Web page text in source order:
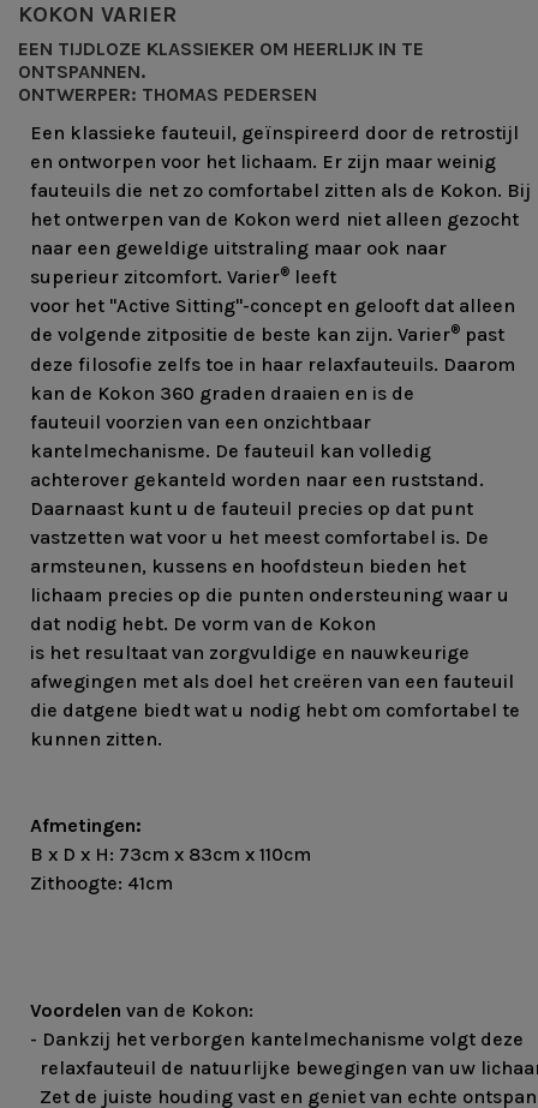
KOKON VARIER
EEN TIJDLOZE KLASSIEKER OM HEERLIJK IN TE
ONTSPANNEN.
ONTWERPER: THOMAS PEDERSEN
Een klassieke fauteuil, geïnspireerd door de retrostijl
en ontworpen voor het lichaam. Er zijn maar weinig
fauteuils die net zo comfortabel zitten als de Kokon. Bij
het ontwerpen van de Kokon werd niet alleen gezocht
naar een geweldige uitstraling maar ook naar
superieur zitcomfort. Varier® leeft
voor het "Active Sitting"-concept en gelooft dat alleen
de volgende zitpositie de beste kan zijn. Varier® past
deze filosofie zelfs toe in haar relaxfauteuils. Daarom
kan de Kokon 360 graden draaien en is de
fauteuil voorzien van een onzichtbaar
kantelmechanisme. De fauteuil kan volledig
achterover gekanteld worden naar een ruststand.
Daarnaast kunt u de fauteuil precies op dat punt
vastzetten wat voor u het meest comfortabel is. De
armsteunen, kussens en hoofdsteun bieden het
lichaam precies op die punten ondersteuning waar u
dat nodig hebt. De vorm van de Kokon
is het resultaat van zorgvuldige en nauwkeurige
afwegingen met als doel het creëren van een fauteuil
die datgene biedt wat u nodig hebt om comfortabel te
kunnen zitten.
Afmetingen:
B x D x H: 73cm x 83cm x 110cm
Zithoogte: 41cm
Voordelen van de Kokon:
- Dankzij het verborgen kantelmechanisme volgt deze
relaxfauteuil de natuurlijke bewegingen van uw
Zet de juiste houding vast en geniet van echte